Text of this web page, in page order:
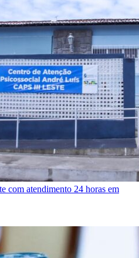
com atendimento 24 horas em